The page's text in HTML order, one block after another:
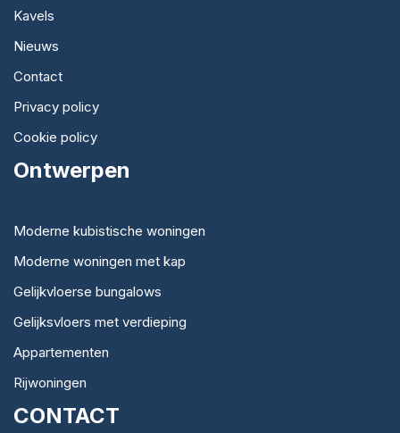
Kavels
Nieuws
Contact
Privacy policy
Cookie policy
Ontwerpen
Moderne kubistische woningen
Moderne woningen met kap
Gelijkvloerse bungalows
Gelijksvloers met verdieping
Appartementen
Rijwoningen
CONTACT